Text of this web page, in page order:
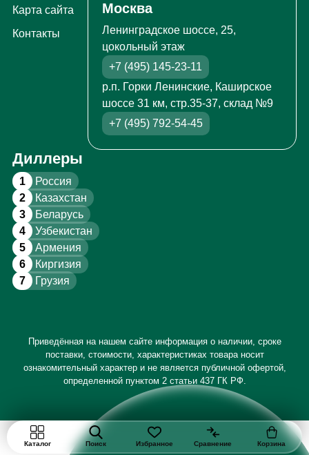
Карта сайта
Контакты
Москва
Ленинградское шоссе, 25,
цокольный этаж
+7 (495) 145-23-11
р.п. Горки Ленинские, Каширское
шоссе 31 км, стр.35-37, склад №9
+7 (495) 792-54-45
Диллеры
1 Россия
2 Казахстан
3 Беларусь
4 Узбекистан
5 Армения
6 Киргизия
7 Грузия
Приведённая на нашем сайте информация о наличии, сроке
поставки, стоимости, характеристиках товара носит
ознакомительный характер и не является публичной офертой,
определенной пунктом 2 статьи 437 ГК РФ.
Каталог Поиск Избранное Сравнение Корзина